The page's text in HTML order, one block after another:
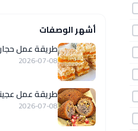
أشهر الوصفات
طريقة عمل
2026-07-08
طريقة عمل
2026-07-08